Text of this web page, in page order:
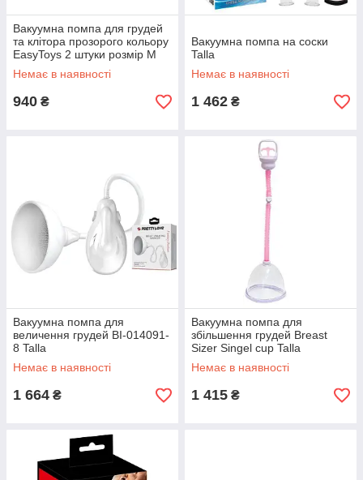
Вакуумна помпа для грудей
та клітора прозорого кольору
EasyToys 2 штуки розмір M
Talla
Немає в наявності
940 ₴
Вакуумна помпа на соски
Talla
Немає в наявності
1 462 ₴
Вакуумна помпа для
величення грудей BI-014091-
8 Talla
Немає в наявності
1 664 ₴
Вакуумна помпа для
збільшення грудей Breast
Sizer Singel cup Talla
Немає в наявності
1 415 ₴